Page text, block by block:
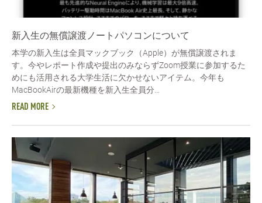
新入生の無償譲渡ノートパソコンについて
本学の新入生は全員マックブック（Apple）が無償譲渡されま
す。今やレポート作成や提出のみならずZoom授業に参加するた
めにも活用される大学生活に欠かせないアイテム。今年も
MacBookAirの最新機種を新入生全員分...
READ MORE